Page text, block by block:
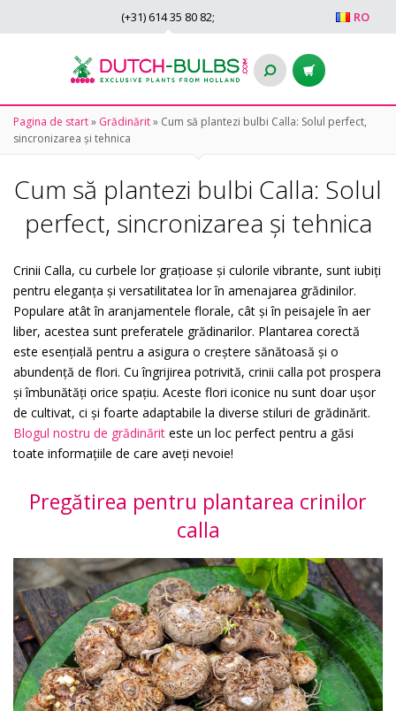
RO
(+31) 614 35 80 82;
Pagina de start» Grădinărit» Cum să plantezi bulbi Calla: Solul perfect,
sincronizarea și tehnica
Cum să plantezi bulbi Calla: Solul
perfect, sincronizarea și tehnica
Crinii Calla, cu curbele lor grațioase și culorile vibrante, sunt iubiți
pentru eleganța și versatilitatea lor în amenajarea grădinilor.
Populare atât în aranjamentele florale, cât și în peisajele în aer
liber, acestea sunt preferatele grădinarilor. Plantarea corectă
este esențială pentru a asigura o creștere sănătoasă și o
abundență de flori. Cu îngrijirea potrivită, crinii calla pot prospera
și îmbunătăți orice spațiu. Aceste flori iconice nu sunt doar ușor
de cultivat, ci și foarte adaptabile la diverse stiluri de grădinărit.
Blogul nostru de grădinărit este un loc perfect pentru a găsi
toate informațiile de care aveți nevoie!
Pregătirea pentru plantarea crinilor
calla